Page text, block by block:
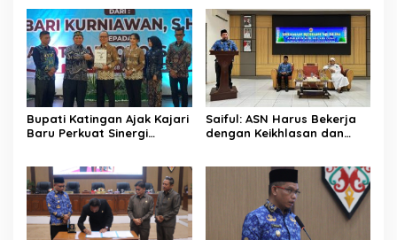
Bupati Katingan Ajak Kajari
Baru Perkuat Sinergi
Saiful: ASN Harus Bekerja
dengan Keikhlasan dan